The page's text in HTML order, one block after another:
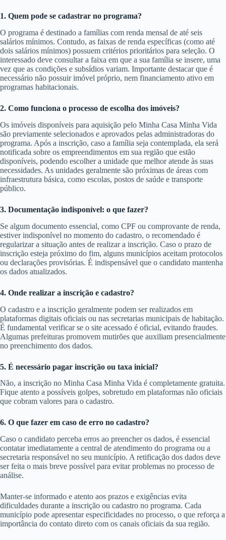
1. Quem pode se cadastrar no programa?
O programa é destinado a famílias com renda mensal de até seis
salários mínimos. Contudo, as faixas de renda específicas (como até
dois salários mínimos) possuem critérios prioritários para seleção. O
interessado deve consultar a faixa em que a sua família se insere, uma
vez que as condições e subsídios variam. Importante destacar que é
necessário não possuir imóvel próprio, nem financiamento ativo em
programas habitacionais.
2. Como funciona o processo de escolha dos imóveis?
Os imóveis disponíveis para aquisição pelo Minha Casa Minha Vida
são previamente selecionados e aprovados pelas administradoras do
programa. Após a inscrição, caso a família seja contemplada, ela será
notificada sobre os empreendimentos em sua região que estão
disponíveis, podendo escolher a unidade que melhor atende às suas
necessidades. As unidades geralmente são próximas de áreas com
infraestrutura básica, como escolas, postos de saúde e transporte
público.
3. Documentação indisponível: o que fazer?
Se algum documento essencial, como CPF ou comprovante de renda,
estiver indisponível no momento do cadastro, o recomendado é
regularizar a situação antes de realizar a inscrição. Caso o prazo de
inscrição esteja próximo do fim, alguns municípios aceitam protocolos
ou declarações provisórias. É indispensável que o candidato mantenha
os dados atualizados.
4. Onde realizar a inscrição e cadastro?
O cadastro e a inscrição geralmente podem ser realizados em
plataformas digitais oficiais ou nas secretarias municipais de habitação.
É fundamental verificar se o site acessado é oficial, evitando fraudes.
Algumas prefeituras promovem mutirões que auxiliam presencialmente
no preenchimento dos dados.
5. É necessário pagar inscrição ou taxa inicial?
Não, a inscrição no Minha Casa Minha Vida é completamente gratuita.
Fique atento a possíveis golpes, sobretudo em plataformas não oficiais
que cobram valores para o cadastro.
6. O que fazer em caso de erro no cadastro?
Caso o candidato perceba erros ao preencher os dados, é essencial
contatar imediatamente a central de atendimento do programa ou a
secretaria responsável no seu município. A retificação dos dados deve
ser feita o mais breve possível para evitar problemas no processo de
análise.
Manter-se informado e atento aos prazos e exigências evita
dificuldades durante a inscrição ou cadastro no programa. Cada
município pode apresentar especificidades no processo, o que reforça a
importância do contato direto com os canais oficiais da sua região.